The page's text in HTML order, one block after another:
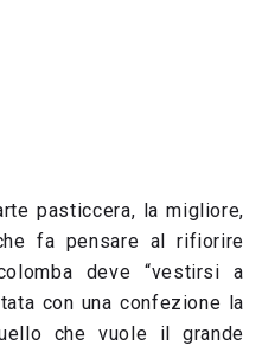
pasticcera, la migliore,
fa pensare al rifiorire
deve “vestirsi a
con una confezione la
che vuole il grande